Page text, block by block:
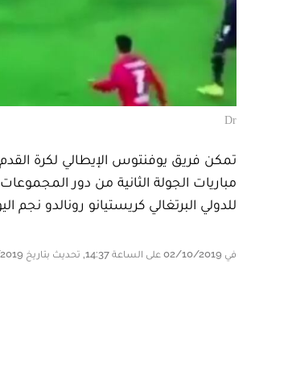
Dr
تمكن فريق يوفنتوس الإيطالي لكرة
مباريات الجولة الثانية من دور
للدولي البرتغالي كريستيانو رونالدو نجم
في 02/10/2019 على الساعة 14:37, تحديث بتاريخ 02/10/2019 على الساعة 14:37